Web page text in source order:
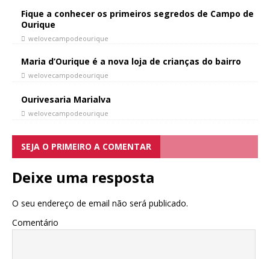
Fique a conhecer os primeiros segredos de Campo de
Ourique
welovecampodeourique
Maria d’Ourique é a nova loja de crianças do bairro
welovecampodeourique
Ourivesaria Marialva
welovecampodeourique
SEJA O PRIMEIRO A COMENTAR
Deixe uma resposta
O seu endereço de email não será publicado.
Comentário